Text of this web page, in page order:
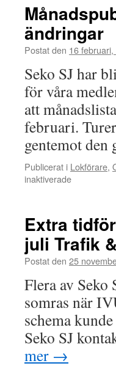
ändringar
Postat den 16 februari,
Seko SJ har
för våra
att
februari.
gentemot
Publicerat i Lokförare,
inaktiverade
Trafik
&
Service
–
ändringar
Extra
juli Trafik
Postat den 25
Flera av
somras när
schema
Seko SJ
mer →